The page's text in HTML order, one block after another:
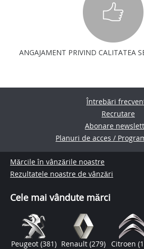
ANGAJAMENT PRIVIND CALITATEA
Întrebări
Recrutare
Abonare
Planuri de acces /
Mărcile în vânzările noastre
Rezultatele noastre de vânzări
Cele mai vândute mărci
Peugeot (381) Renault (279) Citroen